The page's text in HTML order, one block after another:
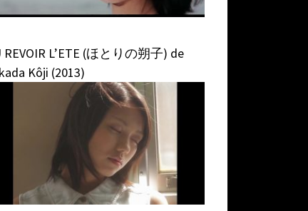
REVOIR L’ETE (ほとりの朔子) de
Kôji (2013)